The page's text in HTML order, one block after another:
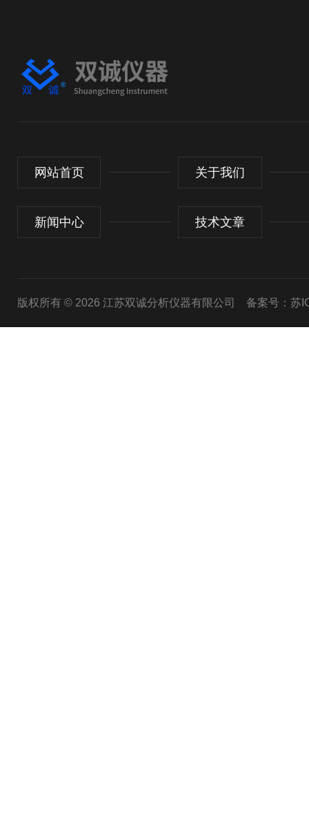
网站首页 关于我们
新闻中心 技术文章
版权所有 © 2026 江苏双诚分析仪器有限公司 备案号：苏